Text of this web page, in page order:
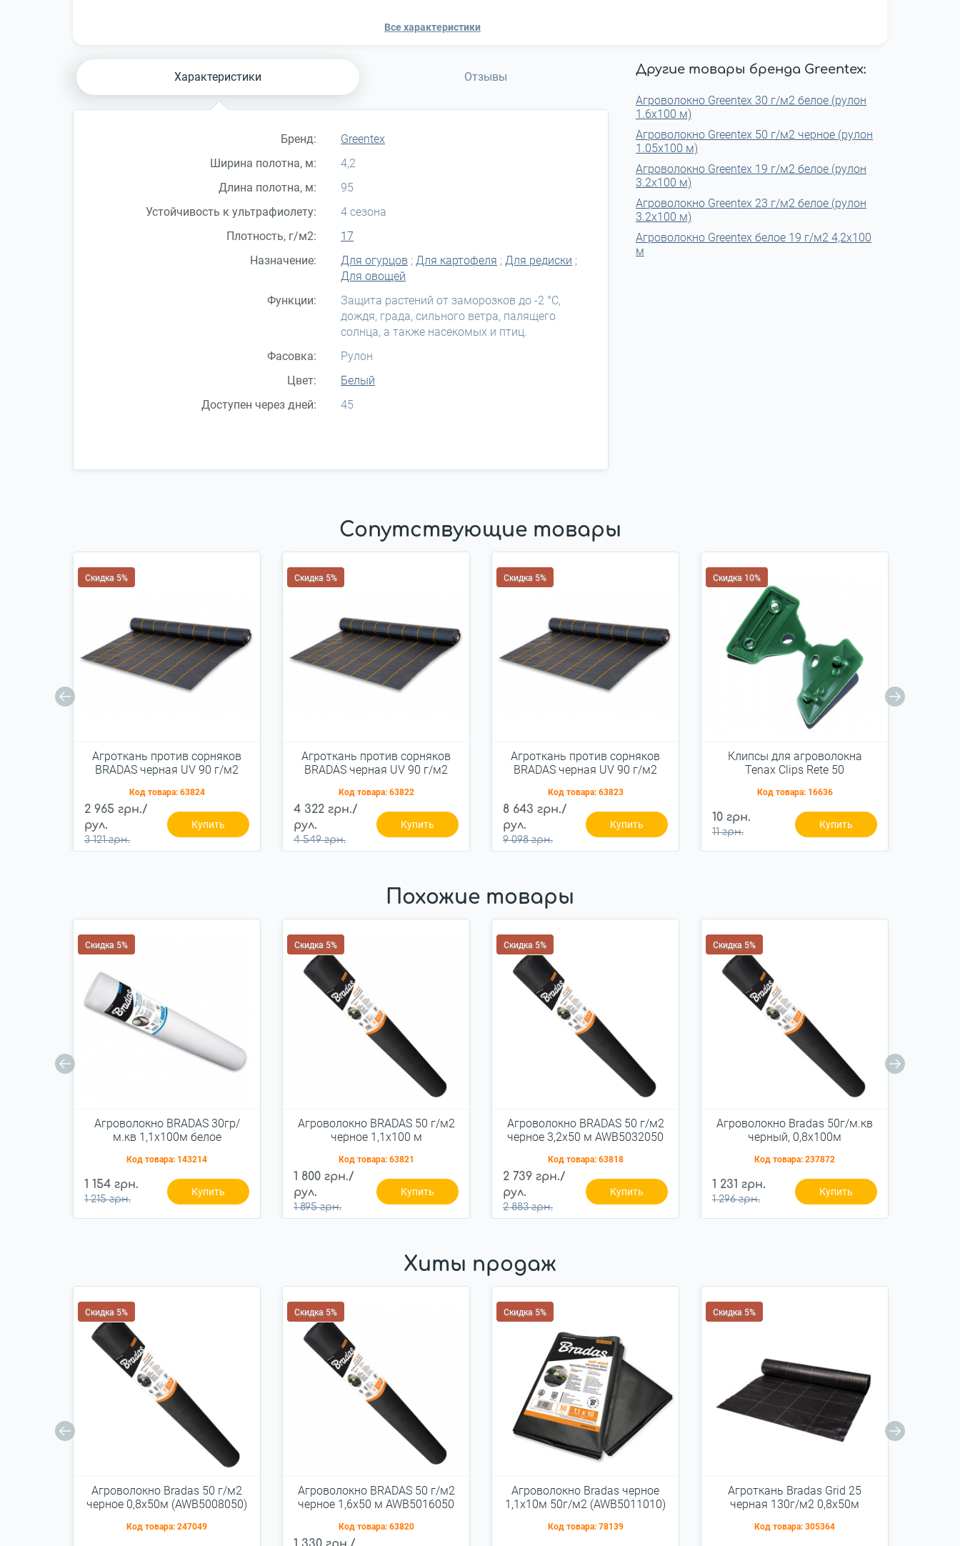
Все характеристики
Характеристики Отзывы
Бренд:
Greentex
Ширина полотна, м:
4,2
Длина полотна, м:
95
Устойчивость к ультрафиолету:
4 сезона
Плотность, г/м2:
17
Назначение:
Для огурцов ; Для картофеля ; Для редиски ;
Для овощей
Функции:
Защита растений от заморозков до -2 °С,
дождя, града, сильного ветра, палящего
солнца, а также насекомых и птиц.
Фасовка:
Рулон
Цвет:
Белый
Доступен через дней:
45
Другие товары бренда Greentex:
Агроволокно Greentex 30 г/м2 белое (рулон
1.6x100 м)
Агроволокно Greentex 50 г/м2 черное (рулон
1.05x100 м)
Агроволокно Greentex 19 г/м2 белое (рулон
3.2x100 м)
Агроволокно Greentex 23 г/м2 белое (рулон
3.2x100 м)
Агроволокно Greentex белое 19 г/м2 4,2x100
м
Сопутствующие товары
Скидка 5%
Агроткань против сорняков
BRADAS черная UV 90 г/м2
Код товара: 63824
2 965 грн./
рул.
3 121 грн.
Купить
Скидка 5%
Агроткань против сорняков
BRADAS черная UV 90 г/м2
Код товара: 63822
4 322 грн./
рул.
4 549 грн.
Купить
Скидка 5%
Агроткань против сорняков
BRADAS черная UV 90 г/м2
Код товара: 63823
8 643 грн./
рул.
9 098 грн.
Купить
Скидка 10%
Клипсы для агроволокна
Tenax Clips Rete 50
Код товара: 16636
10 грн.
11 грн.
Купить
Похожие товары
Скидка 5%
Агроволокно BRADAS 30гр/
м.кв 1,1х100м белое
Код товара: 143214
1 154 грн.
1 215 грн.
Купить
Скидка 5%
Агроволокно BRADAS 50 г/м2
черное 1,1x100 м
Код товара: 63821
1 800 грн./
рул.
1 895 грн.
Купить
Скидка 5%
Агроволокно BRADAS 50 г/м2
черное 3,2x50 м AWB5032050
Код товара: 63818
2 739 грн./
рул.
2 883 грн.
Купить
Скидка 5%
Агроволокно Bradas 50г/м.кв
черный, 0,8х100м
Код товара: 237872
1 231 грн.
1 296 грн.
Купить
Хиты продаж
Скидка 5%
Агроволокно Bradas 50 г/м2
черное 0,8х50м (AWB5008050)
Код товара: 247049
Скидка 5%
Агроволокно BRADAS 50 г/м2
черное 1,6x50 м AWB5016050
Код товара: 63820
Скидка 5%
Агроволокно Bradas черное
1,1х10м 50г/м2 (AWB5011010)
Код товара: 78139
Скидка 5%
Агроткань Bradas Grid 25
черная 130г/м2 0,8x50м
Код товара: 305364